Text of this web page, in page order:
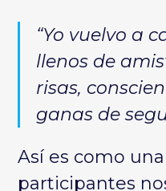
“Yo vuelvo a
llenos de
risas,
ganas de
Así es como
participantes